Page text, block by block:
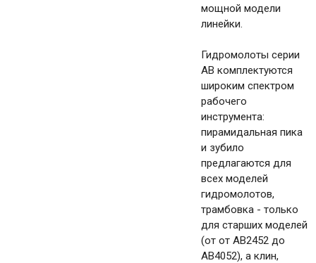
мощной модели
линейки.
Гидромолоты серии
AB комплектуются
широким спектром
рабочего
инструмента:
пирамидальная пика
и зубило
предлагаются для
всех моделей
гидромолотов,
трамбовка - только
для старших моделей
(от от AB2452 до
AB4052), а клин,